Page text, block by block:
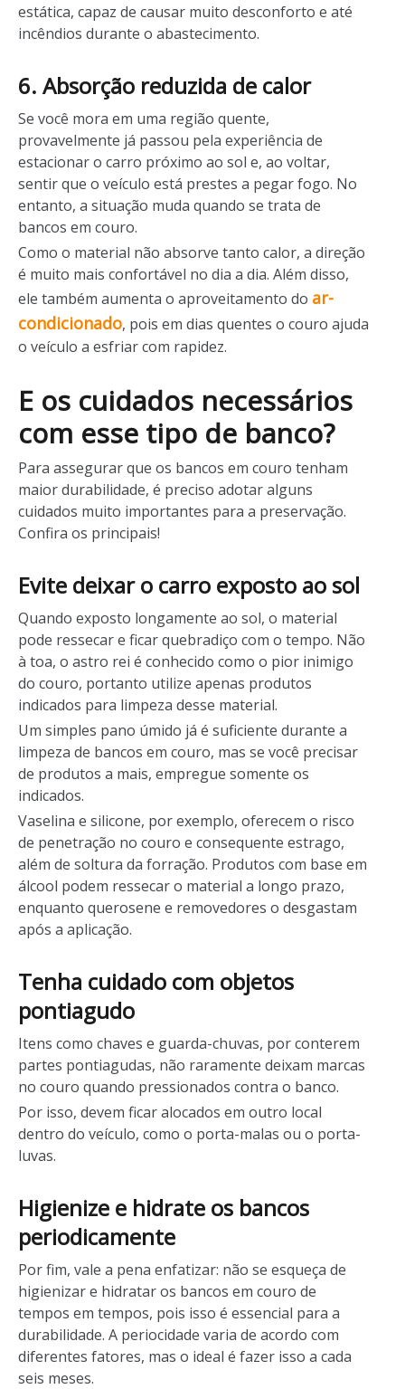
estática, capaz de causar muito desconforto e até
incêndios durante o abastecimento.
6. Absorção reduzida de calor
Se você mora em uma região quente,
provavelmente já passou pela experiência de
estacionar o carro próximo ao sol e, ao voltar,
sentir que o veículo está prestes a pegar fogo. No
entanto, a situação muda quando se trata de
bancos em couro.
Como o material não absorve tanto calor, a direção
é muito mais confortável no dia a dia. Além disso,
ele também aumenta o aproveitamento do ar-
condicionado, pois em dias quentes o couro ajuda
o veículo a esfriar com rapidez.
E os cuidados necessários
com esse tipo de banco?
Para assegurar que os bancos em couro tenham
maior durabilidade, é preciso adotar alguns
cuidados muito importantes para a preservação.
Confira os principais!
Evite deixar o carro exposto ao sol
Quando exposto longamente ao sol, o material
pode ressecar e ficar quebradiço com o tempo. Não
à toa, o astro rei é conhecido como o pior inimigo
do couro, portanto utilize apenas produtos
indicados para limpeza desse material.
Um simples pano úmido já é suficiente durante a
limpeza de bancos em couro, mas se você precisar
de produtos a mais, empregue somente os
indicados.
Vaselina e silicone, por exemplo, oferecem o risco
de penetração no couro e consequente estrago,
além de soltura da forração. Produtos com base em
álcool podem ressecar o material a longo prazo,
enquanto querosene e removedores o desgastam
após a aplicação.
Tenha cuidado com objetos
pontiagudo
Itens como chaves e guarda-chuvas, por conterem
partes pontiagudas, não raramente deixam marcas
no couro quando pressionados contra o banco.
Por isso, devem ficar alocados em outro local
dentro do veículo, como o porta-malas ou o porta-
luvas.
Higienize e hidrate os bancos
periodicamente
Por fim, vale a pena enfatizar: não se esqueça de
higienizar e hidratar os bancos em couro de
tempos em tempos, pois isso é essencial para a
durabilidade. A periocidade varia de acordo com
diferentes fatores, mas o ideal é fazer isso a cada
seis meses.